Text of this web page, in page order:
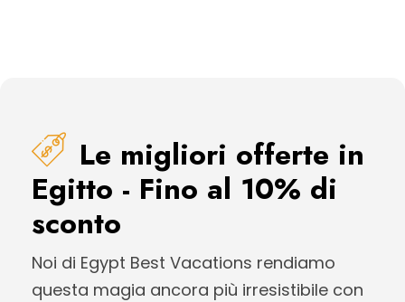
Le migliori offerte in
Egitto - Fino al 10% di
sconto
Noi di Egypt Best Vacations rendiamo
questa magia ancora più irresistibile con